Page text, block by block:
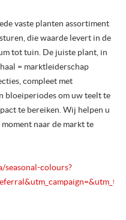
vaste planten assortiment
die waarde levert in de
tot tuin. De juiste plant, in
= marktleiderschap
compleet met
bloeiperiodes om uw teelt te
te bereiken. Wij helpen u
naar de markt te
seasonal-colours?